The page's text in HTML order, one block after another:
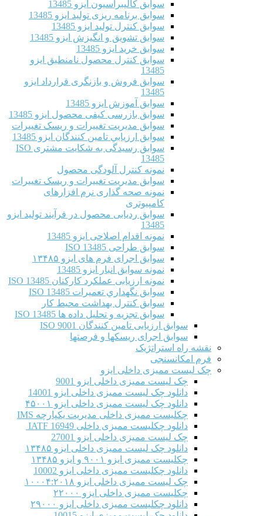
سوابق كاليبراسيون ایزو 13485
سوابق برنامه ریزی تولید ایزو 13485
سوابق کنترل تولید ایزو 13485
سوابق تشویق و انگیزش ایزو 13485
سوابق خرید ایزو 13485
سوابق کنترل محصول نامنطبق ایزو
13485
سوابق فروش و بازنگری قرارداد ایزو
13485
سوابق آموزش ایزو 13485
سوابق بازرسی کیفی محصول ایزو 13485
سوابق مدیریت تغییرات و ریسک تغییرات
سوابق ارزيابي تامين كنندگان ایزو 13485
سوابق رسیدگی به شکایت مشتری ISO
13485
نمونه کنترل آلودگی محصول
سوابق مدیریت تغییرات و ریسک تغییرات
نمونه صحه گذاری نرم افزارهای
کامپیوتری
سوابق ردیابی محصول در فرآیند تولید ایزو
13485
نمونه اقدام اصلاحی ایزو 13485
سوابق طراحی ISO 13485
سوابق اجرای فرم های ایزو ۱۳۴۸۵
نمونه سوابق انبار ایزو 13485
نمونه ارزیابی عملکرد کارکنان ISO 13485
سوابق نگهداري تعميرات ISO 13485
سوابق کنترل بهداشت محیط کار
سوابق تجزیه و تحلیل داده ها ISO 13485
سوابق ارزیابی تامین کنندگان ISO 9001
سوابق اجرای ریسکها و فرصتها
نقشه راه استراتژیک
فرم امکانسنجی
چک لیست ممیزی داخلی ایزو
چک لیست ممیزی داخلی ایزو 9001
دانلود چک لیست ممیزی داخلی ایزو 14001
دانلود چک لیست ممیزی داخلی ایزو ۴۵۰۰۱
چکلیست ممیزی داخلی مدیریت یکپارچه IMS
دانلود چکلیست ممیزی داخلی IATF 16949
چک لیست ممیزی داخلی ایزو 27001
دانلود چک لیست ممیزی داخلی ایزو ۱۳۴۸۵
چکلیست ممیزی ایزو ۹۰۰۱ و ایزو ۱۳۴۸۵
دانلود چکلیست ممیزی داخلی ایزو 10002
چک لیست ممیزی داخلی ایزو ۱۰۰۰۴:۲۰۱۸
چکلیست ممیزی داخلی ایزو ۲۲۰۰۰
دانلود چکلیست ممیزی داخلی ایزو ۲۹۰۰۰